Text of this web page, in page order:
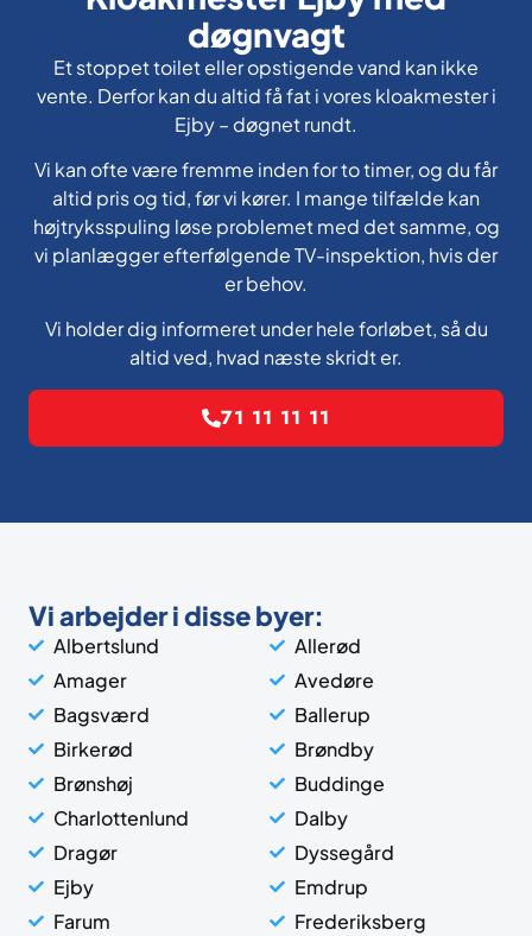
døgnvagt
Et stoppet toilet eller opstigende vand kan ikke
vente. Derfor kan du altid få fat i vores kloakmester i
Ejby – døgnet rundt.
Vi kan ofte være fremme inden for to timer, og du får
altid pris og tid, før vi kører. I mange tilfælde kan
højtryksspuling løse problemet med det samme, og
vi planlægger efterfølgende TV-inspektion, hvis der
er behov.
Vi holder dig informeret under hele forløbet, så du
altid ved, hvad næste skridt er.
71 11 11 11
Vi arbejder i disse byer:
Albertslund
Allerød
Amager
Avedøre
Bagsværd
Ballerup
Birkerød
Brøndby
Brønshøj
Buddinge
Charlottenlund
Dalby
Dragør
Dyssegård
Ejby
Emdrup
Farum
Frederiksberg